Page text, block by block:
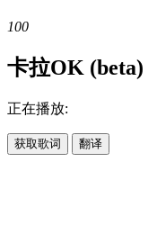
100
卡拉OK (beta)
正在播放:
获取歌词 翻译